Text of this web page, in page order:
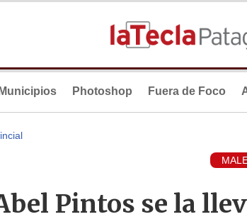
Municipios Photoshop Fuera de Foco
Pintos se la